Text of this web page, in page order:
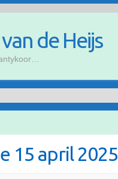
de Heijs
15 april 2025